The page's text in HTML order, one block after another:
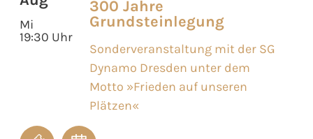
Mi
19:30 Uhr
300 Jahre
Grundsteinlegung
Sonderveranstaltung mit der SG
Dynamo Dresden unter dem
Motto »Frieden auf unseren
Plätzen«